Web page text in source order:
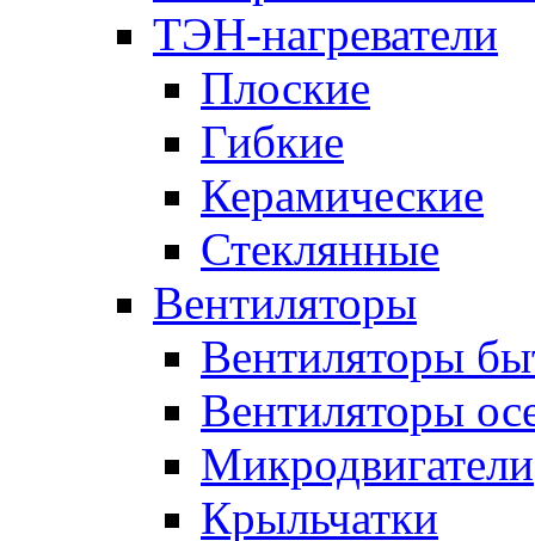
ТЭН-нагреватели
Плоские
Гибкие
Керамические
Стеклянные
Вентиляторы
Вентиляторы
Вентиляторы
Микродвигатели
Крыльчатки